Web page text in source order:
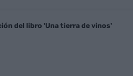
del libro 'Una tierra de vinos'